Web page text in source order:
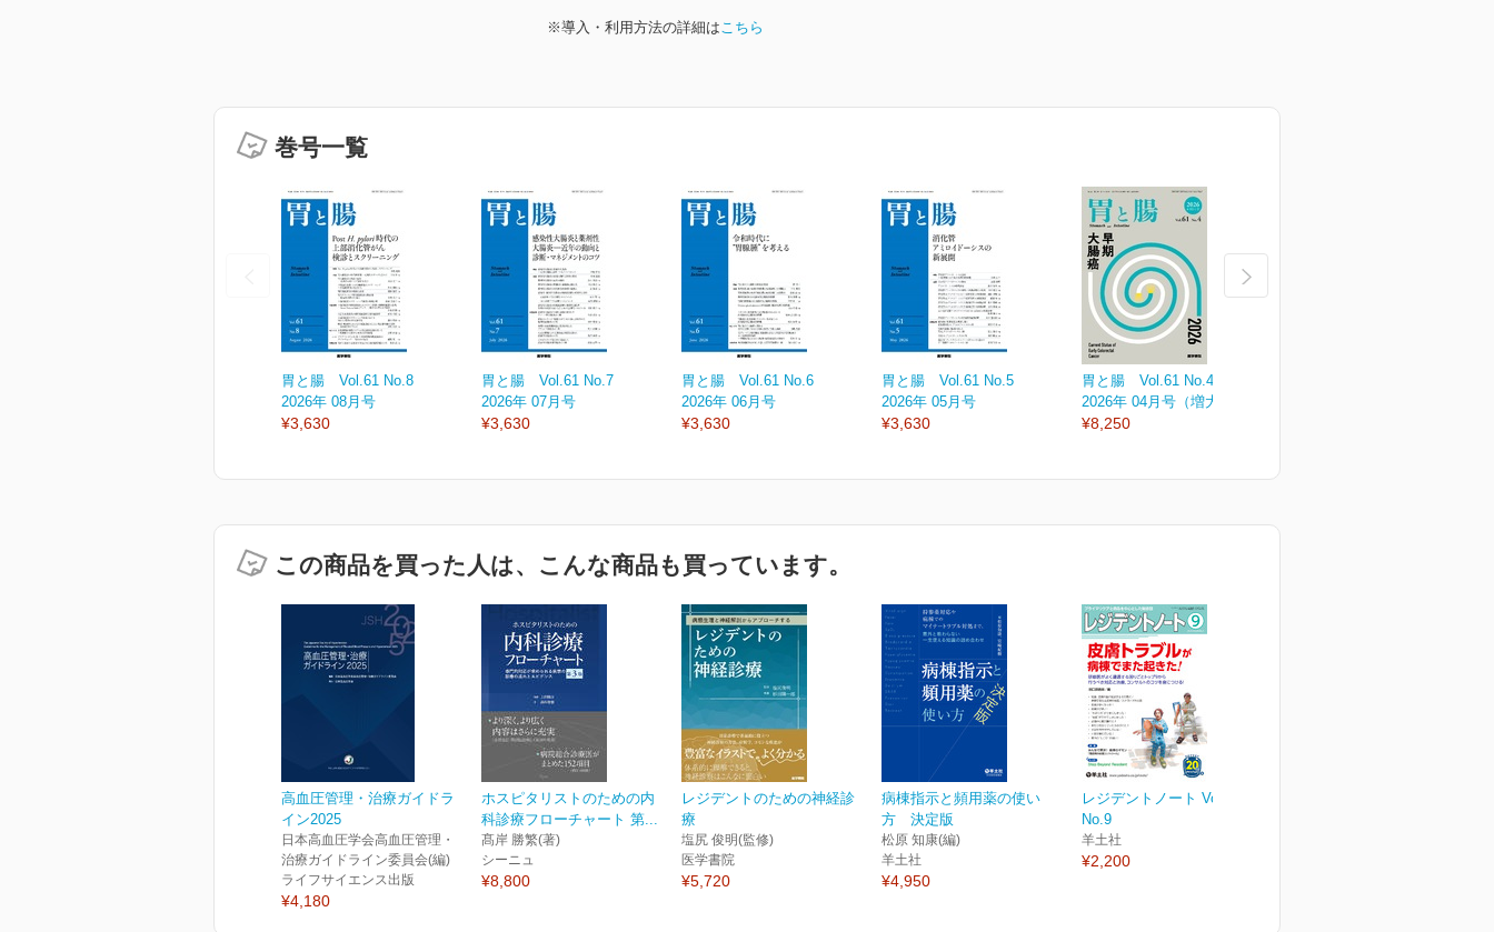
※導入・利用方法の詳細はこちら
巻号一覧
胃と腸 Vol.61 No.8
2026年 08月号
¥3,630
胃と腸 Vol.61 No.7
2026年 07月号
¥3,630
胃と腸 Vol.61 No.6
2026年 06月号
¥3,630
胃と腸 Vol.61 No.5
2026年 05月号
¥3,630
胃と腸 Vol.61 No.4
2026年 04月号（増大号）
¥8,250
この商品を買った人は、こんな商品も買っています。
高血圧管理・治療ガイドラ
イン2025
日本高血圧学会高血圧管理・
治療ガイドライン委員会(編)
ライフサイエンス出版
¥4,180
ホスピタリストのための内
科診療フローチャート 第...
髙岸 勝繁(著)
シーニュ
¥8,800
レジデントのための神経診
療
塩尻 俊明(監修)
医学書院
¥5,720
病棟指示と頻用薬の使い
方 決定版
松原 知康(編)
羊土社
¥4,950
レジデントノート Vol.20
No.9
羊土社
¥2,200